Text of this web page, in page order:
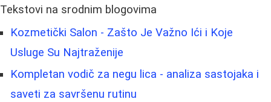
Tekstovi na srodnim blogovima
Kozmetički Salon - Zašto Je Važno Ići i Koje
Usluge Su Najtraženije
Kompletan vodič za negu lica - analiza sastojaka i
saveti za savršenu rutinu